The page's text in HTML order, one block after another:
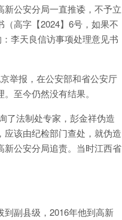
公安分局一直推诿，不予立
高字【2024】6号，如果不
李天良信访事项处理意见书
举报，在公安部和省公安厅
至今仍然没有结果。
了法制处专家，彭金祥伪造
该由纪检部门查处，就伪造
公安分局追责。当时江西省
副县级，2016年他到高新